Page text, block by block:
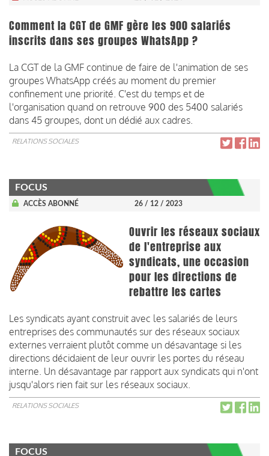
Comment la CGT de GMF gère les 900 salariés
inscrits dans ses groupes WhatsApp ?
La CGT de la GMF continue de faire de l'animation de ses
groupes WhatsApp créés au moment du premier
confinement une priorité. C'est du temps et de
l'organisation quand on retrouve 900 des 5400 salariés
dans 45 groupes, dont un dédié aux cadres.
RELATIONS SOCIALES
FOCUS
ACCÈS ABONNÉ 26 / 12 / 2023
Ouvrir les réseaux sociaux
de l'entreprise aux
syndicats, une occasion
pour les directions de
rebattre les cartes
Les syndicats ayant construit avec les salariés de leurs
entreprises des communautés sur des réseaux sociaux
externes verraient plutôt comme un désavantage si les
directions décidaient de leur ouvrir les portes du réseau
interne. Un désavantage par rapport aux syndicats qui n'ont
jusqu'alors rien fait sur les réseaux sociaux.
RELATIONS SOCIALES
FOCUS